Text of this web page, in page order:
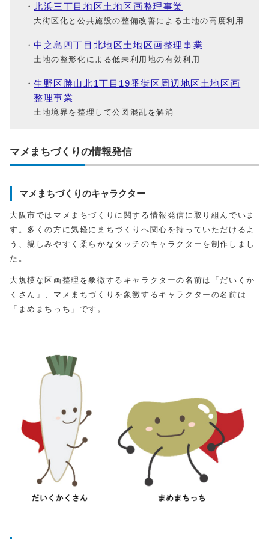
北浜三丁目地区土地区画整理事業
大街区化と公共施設の整備改善による土地の高度利用
中之島四丁目北地区土地区画整理事業
土地の整形化による低未利用地の有効利用
生野区勝山北1丁目19番街区周辺地区土地区画
整理事業
土地境界を整理して公図混乱を解消
マメまちづくりの情報発信
マメまちづくりのキャラクター
大阪市ではマメまちづくりに関する情報発信に取り組んでいま
す。多くの方に気軽にまちづくりへ関心を持っていただけるよ
う、親しみやすく柔らかなタッチのキャラクターを制作しまし
た。
大規模な区画整理を象徴するキャラクターの名前は「だいくか
くさん」、マメまちづくりを象徴するキャラクターの名前は
「まめまちっち」です。